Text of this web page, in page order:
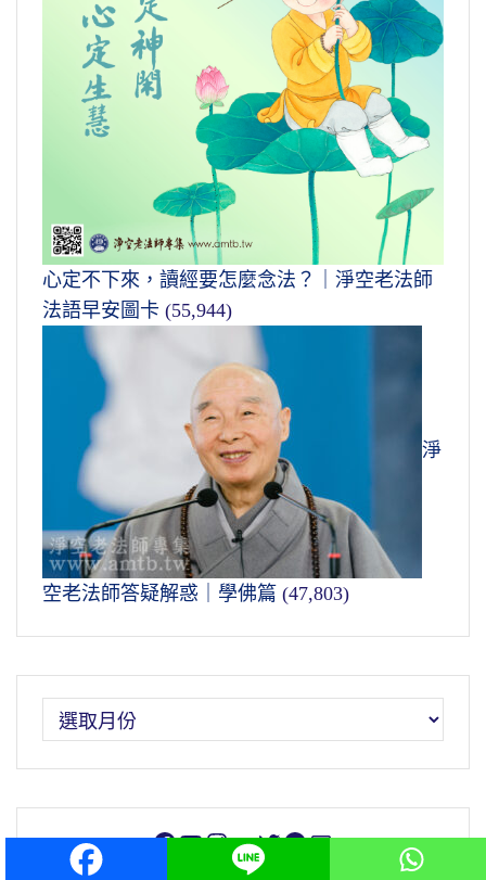
心定不下來，讀經要怎麼念法？｜淨空老法師
法語早安圖卡 (55,944)
淨
空老法師答疑解惑｜學佛篇 (47,803)